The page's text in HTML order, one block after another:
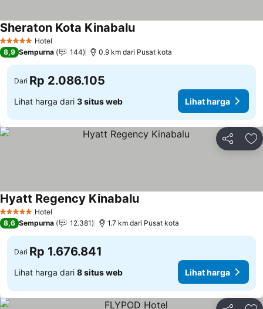
5 Bintang Hotel
Sheraton Kota KinabaluLihat harga
8,9 Sempurna 144 0.9 km dari Pusat kota
Dari Rp 2.086.105
Lihat harga dari 3 situs web Lihat harga
Bagikan
5 Bintang Hotel
Hyatt Regency KinabaluLihat harga
8,6 Sempurna 12.381 1.7 km dari Pusat kota
Dari Rp 1.676.841
Lihat harga dari 8 situs web Lihat harga